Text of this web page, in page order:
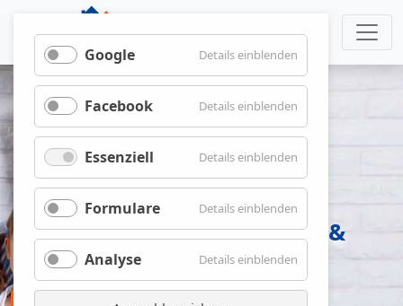
Google Details einblenden
Google
Facebook Details einblenden
Facebook
Essenziell Details einblenden
Essenziell
Formulare Details einblenden
Formulare
Analyse Details einblenden
Analyse
Anschlussfinanzierung &
Forward-Darlehen